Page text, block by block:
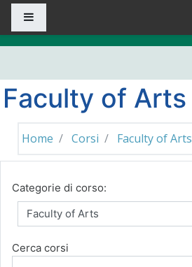
Vai al contenuto principale
Faculty of Arts
Home Corsi Faculty of Arts
Categorie di corso:
Cerca corsi